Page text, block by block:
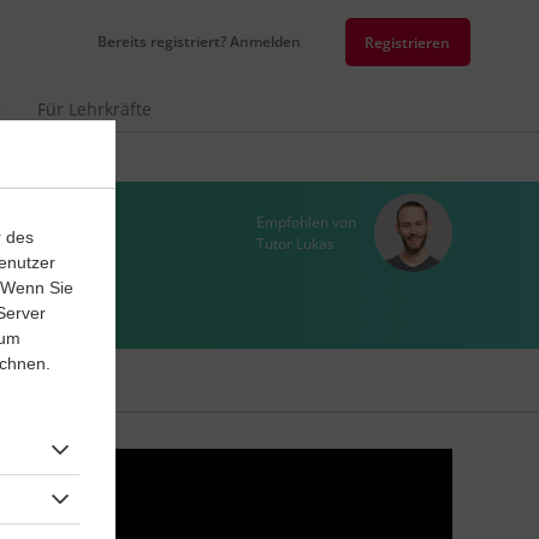
Bereits registriert? Anmelden Registrieren
Für Lehrkräfte
Empfohlen von
Tutor Lukas
des
Sie